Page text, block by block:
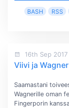
BASH RSS
16th Sep 2017
Viivi ja
Saamastani
Wagnerille oman
Fingerporin